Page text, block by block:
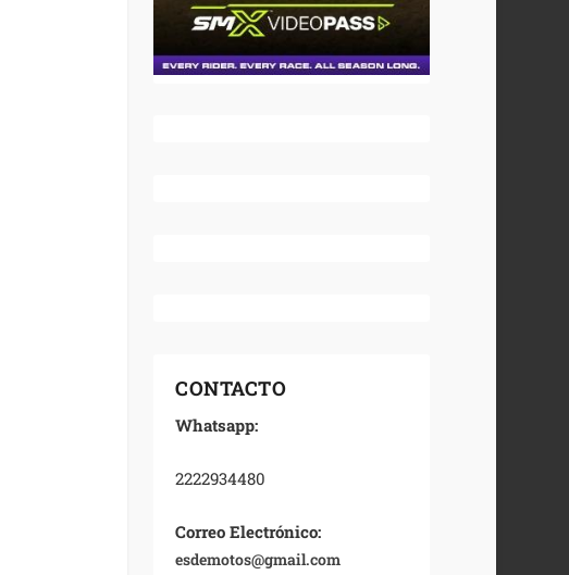
CONTACTO
Whatsapp:
2222934480
Correo Electrónico:
esdemotos@gmail.com